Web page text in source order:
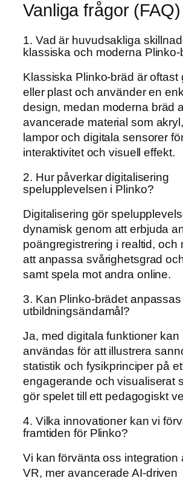
Vanliga frågor (FAQ)
1. Vad är huvudsakliga
klassiska och moderna Plinko-
Klassiska Plinko-bräd är oftast
eller plast och använder en
design, medan moderna bräd
avancerade material som
lampor och digitala sensorer
interaktivitet och visuell effekt.
2. Hur påverkar digitalisering
spelupplevelsen i Plinko?
Digitalisering gör
dynamisk genom att erbjuda
poängregistrering i realtid, och
att anpassa svårighetsgrad
samt spela mot andra online.
3. Kan Plinko-brädet anpassas
utbildningsändamål?
Ja, med digitala funktioner kan
användas för att illustrera
statistik och fysikprinciper på
engagerande och visualiserat
gör spelet till ett pedagogiskt
4. Vilka innovationer kan vi
framtiden för Plinko?
Vi kan förvänta oss integration
VR, mer avancerade AI-driven